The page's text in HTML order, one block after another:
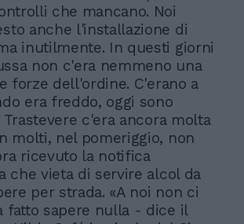
che mancano. Noi
anche l'installazione di
inutilmente. In questi giorni
non c'era nemmeno una
forze dell'ordine. C'erano a
era freddo, oggi sono
Trastevere c'era ancora molta
molti, nel pomeriggio, non
ricevuto la notifica
che vieta di servire alcol da
per strada. «A noi non ci
fatto sapere nulla - dice il